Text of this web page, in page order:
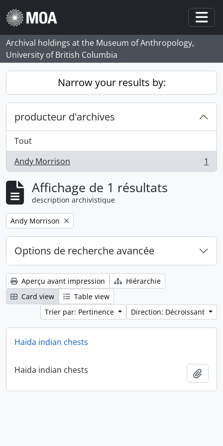
Skip to main content
Archival holdings at the Museum of Anthropology,
University of British Columbia
Narrow your results by:
producteur d'archives
Tout
Andy Morrison
, 1 résultats 1
Affichage de 1 résultats
description archivistique
Remove filter:
Andy Morrison
Options de recherche avancée
Aperçu avant impression
Hiérarchie
Card view
Table view
Trier par: Pertinence
Direction: Décroissant
Haida indian chests
Haida indian chests